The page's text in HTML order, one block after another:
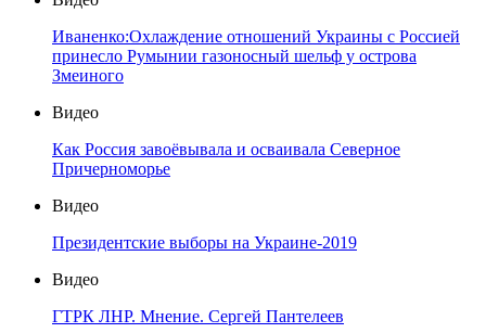
Иваненко:Охлаждение отношений Украины с Россией
принесло Румынии газоносный шельф у острова
Змеиного
Видео
Как Россия завоёвывала и осваивала Северное
Причерноморье
Видео
Президентские выборы на Украине-2019
Видео
ГТРК ЛНР. Мнение. Сергей Пантелеев